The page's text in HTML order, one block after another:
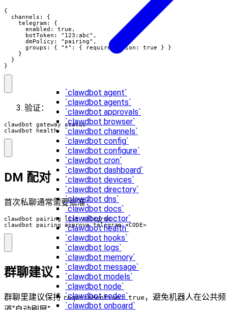
`clawdbot agent`
`clawdbot agents`
`clawdbot approvals`
`clawdbot browser`
`clawdbot channels`
`clawdbot config`
`clawdbot configure`
`clawdbot cron`
`clawdbot dashboard`
`clawdbot devices`
`clawdbot directory`
`clawdbot dns`
`clawdbot docs`
`clawdbot doctor`
`clawdbot health`
`clawdbot hooks`
`clawdbot logs`
`clawdbot memory`
`clawdbot message`
`clawdbot models`
`clawdbot node`
`clawdbot nodes`
`clawdbot onboard`
{
  channels: {
    telegram: {
      enabled: true,
      botToken: "123:abc",
      dmPolicy: "pairing",
      groups: { "*": { requireMention: true } }
    }
  }
}
验证：
clawdbot health
DM 配对
首次私聊通常需要批准：
clawdbot pairing approve telegram <CODE>
群聊建议
群聊里建议保持 requireMention: true ，避免机器人在公共频